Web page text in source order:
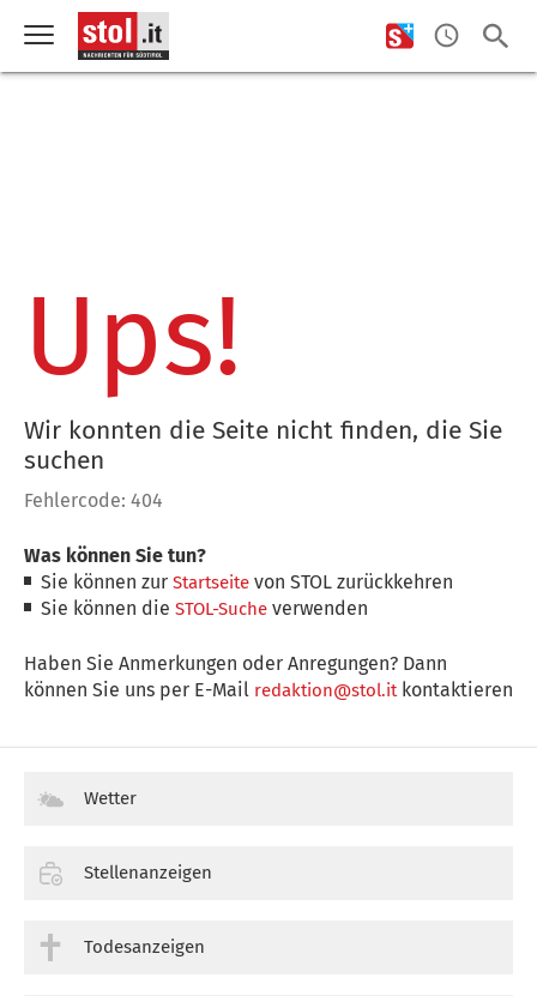
Ups!
Wir konnten die Seite nicht finden, die Sie
suchen
Fehlercode: 404
Was können Sie tun?
Sie können zurStartseite von STOL zurückkehren
Sie können dieSTOL-Suche verwenden
Haben Sie Anmerkungen oder Anregungen? Dann
können Sie uns per E-Mail redaktion@stol.itkontaktieren
Wetter
Stellenanzeigen
Todesanzeigen